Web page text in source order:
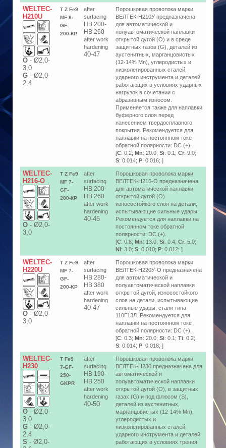
WELTEC-
H210U
О - Ø2,0-
3,0
G - Ø2,0-
2,4
T Z Fe9
MF 8-
GF-
200-КР
after
surfacing
HB 200-
HB 260
after work
hardening
40-47
Порошковая проволока марки
ВЕЛТЕК-Н210У предназначена
для автоматической и
полуавтоматической наплавки
открытой дугой (O) и в среде
защитных газов (G), деталей из
аустенитных, марганцовистых
(12-14% Mn), углеродистых и
низколегированных сталей,
ударного инструмента и деталей,
работающих в условиях ударных
нагрузок в сочетании с
абразивным износом.
Применяется также для наплавки
буферного слоя перед
нанесением твердосплавного
покрытия. Рекомендуется для
наплавки на постоянном токе
обратной полярности: DC (+).
[C: 0.2; Mn: 20.0; Si: 0.1; Cr: 9.0;
S: 0.014; P: 0.016; ]
WELTEC-
H216-O
О - Ø2,0-
3,0
T Z Fe9
MF 7-
GF-
200-КP
after
surfacing
HB 200-
HB 260
after work
hardening
40-45
Порошковая проволока марки
ВЕЛТЕК-Н216-О предназначена
для автоматической наплавки
открытой дугой (О)
износостойкого слоя на детали,
испытывающие сильные удары.
Рекомендуется для наплавки на
постоянном токе обратной
полярности: DC (+).
[C: 0.8; Mn: 13.0; Si: 0.4; Cr: 5.0;
Ni: 3.0; S: 0.010; P: 0.012; ]
WELTEC-
H220U
О - Ø2,0-
3,0
T Z Fe9
MF 7-
GF-
200-KP
after
surfacing
HB 280-
HB 380
after work
hardening
40-47
Порошковая проволока марки
ВЕЛТЕК-Н220У-О предназначена
для автоматической и
полуавтоматической наплавки
открытой дугой, износостойкого
слоя на детали, испытывающие
сильные удары, стали типа
110Г13Л. Рекомендуется для
наплавки на постоянном токе
обратной полярности: DC (+).
[C: 0.3; Mn: 20.0; Si: 0.1; Ti: 0.2;
S: 0.014; P: 0.018; ]
WELTEC-
H230
О - Ø2,0-
3,0
G - Ø2,0-
2,4
S - Ø2,0-
T Fe9
7-GF-
250-
GKPR
after
surfacing
HB 190-
HB 250
after work
hardening
40-50
Порошковая проволока марки
ВЕЛТЕК-Н230 предназначена для
автоматической и
полуавтоматической наплавки
открытой дугой (O), в защитных
газах (G) и под флюсом (S),
деталей из аустенитных,
марганцовистых (12-14% Mn),
углеродистых и
низколегированных сталей,
ударного инструмента и деталей,
работающих в условиях трения